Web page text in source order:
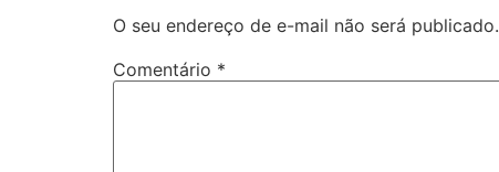
O seu endereço de e-mail não será publicado.
Comentário *